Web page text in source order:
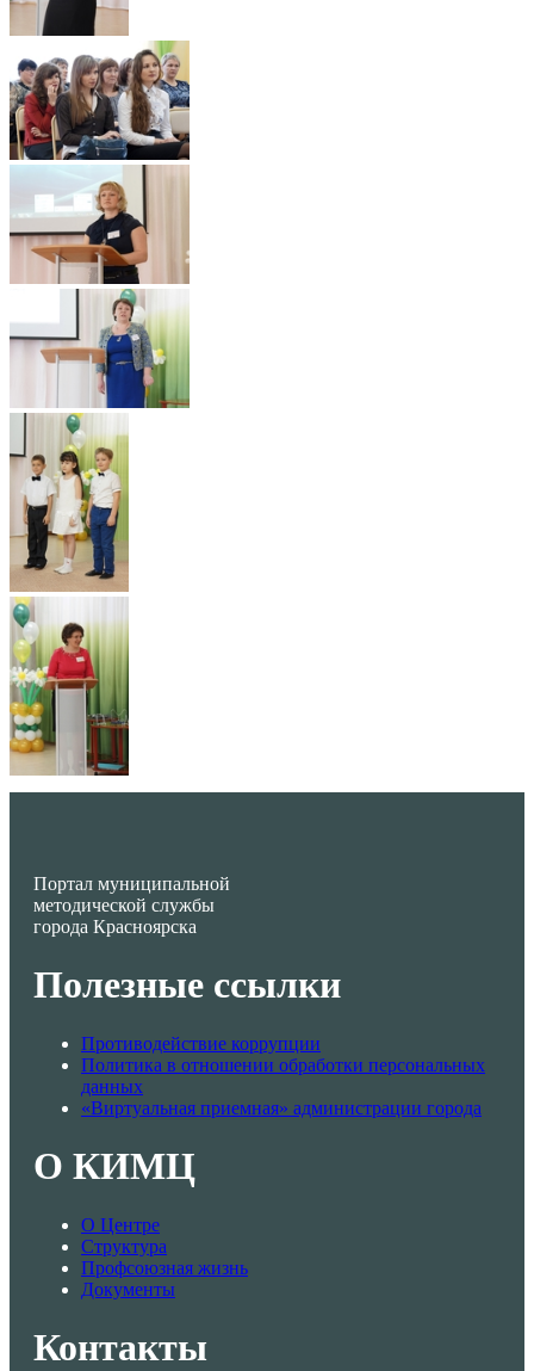
Портал муниципальной
методической службы
города Красноярска
Полезные ссылки
Противодействие коррупции
Политика в отношении обработки персональных
данных
«Виртуальная приемная» администрации города
О КИМЦ
О Центре
Структура
Профсоюзная жизнь
Документы
Контакты